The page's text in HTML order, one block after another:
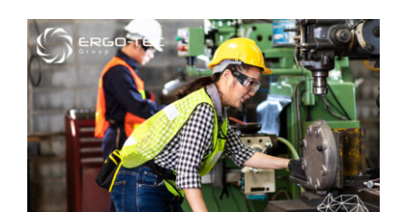
FORMAZIONE
NEWS
EVENTI NOVITÀ
View
Larger
Image